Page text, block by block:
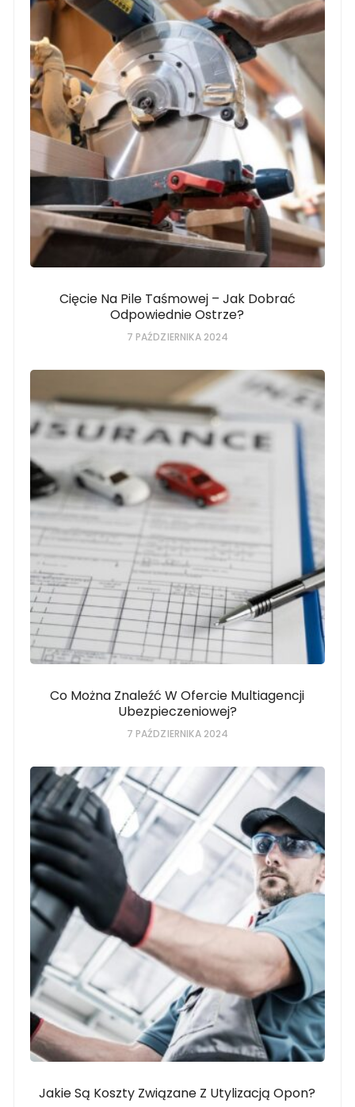
Cięcie Na Pile Taśmowej – Jak Dobrać
Odpowiednie Ostrze?
7 PAŹDZIERNIKA 2024
Co Można Znaleźć W Ofercie Multiagencji
Ubezpieczeniowej?
7 PAŹDZIERNIKA 2024
Jakie Są Koszty Związane Z Utylizacją Opon?